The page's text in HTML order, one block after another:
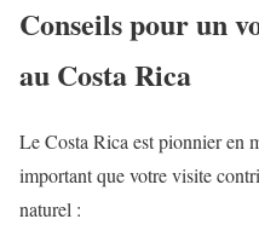
Conseils pour un
au Costa Rica
Le Costa Rica est pionnier en
important que votre visite
naturel :